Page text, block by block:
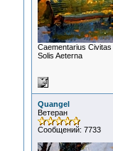
Сaementarius Civitas
Solis Aeterna
Quangel
Ветеран
Сообщений: 7733